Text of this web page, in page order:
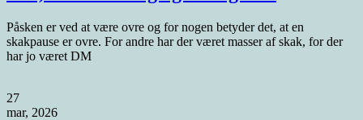
Påsken er ved at være ovre og for nogen betyder det, at en
skakpause er ovre. For andre har der været masser af skak, for der
har jo været DM
27
mar, 2026